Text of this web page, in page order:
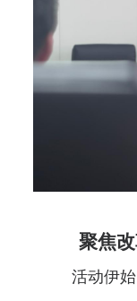
聚焦
活动伊